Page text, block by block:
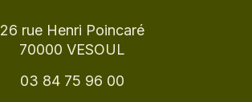
26 rue Henri Poincaré
70000 VESOUL
03 84 75 96 00